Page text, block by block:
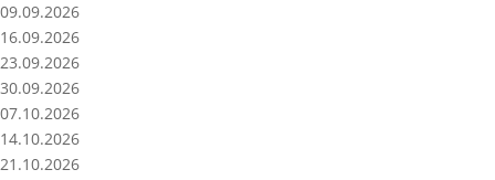
09.09.2026
16.09.2026
23.09.2026
30.09.2026
07.10.2026
14.10.2026
21.10.2026